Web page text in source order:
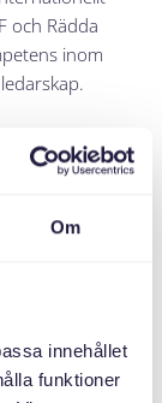
Om
innehållet
funktioner
och Rädda
inom